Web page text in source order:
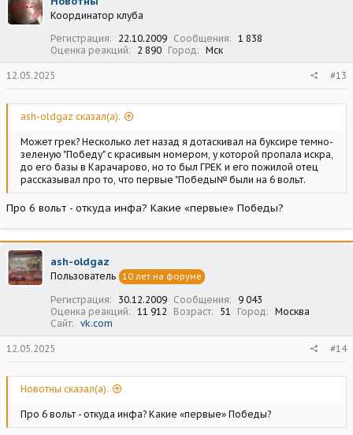
и
и
Координатор клуба
Регистрация
22.10.2009 Сообщения
1 838
Оценка реакций
2 890 Город Мск
12.05.2025 #13
ash-oldgaz сказал(а):
Может грек? Несколько лет назад я дотаскивал на буксире темно-
зеленую "Победу" с красивым номером, у которой пропала искра,
до его базы в Карачарово, но то был ГРЕК и его пожилой отец
рассказывал про то, что первые "Победы№ были на 6 вольт.
Про 6 вольт - откуда инфа? Какие «первые» Победы?
ash-oldgaz
Пользователь 10 лет на форуме
Регистрация 30.12.2009 Сообщения
9 043
Оценка реакций
11 912 Возраст 51 Город
Москва
Сайт
vk.com
12.05.2025 #14
Новотны сказал(а):
Про 6 вольт - откуда инфа? Какие «первые» Победы?